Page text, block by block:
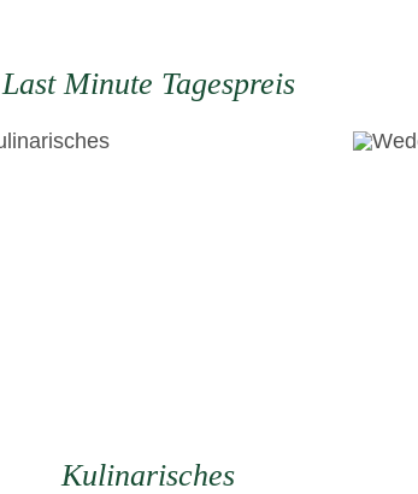
Last Minute Tagespreis
Kulinarisches